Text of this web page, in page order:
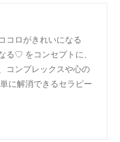
ロがきれいになる
♡ をコンセプトに、
コンプレックスや心の
に解消できるセラピー